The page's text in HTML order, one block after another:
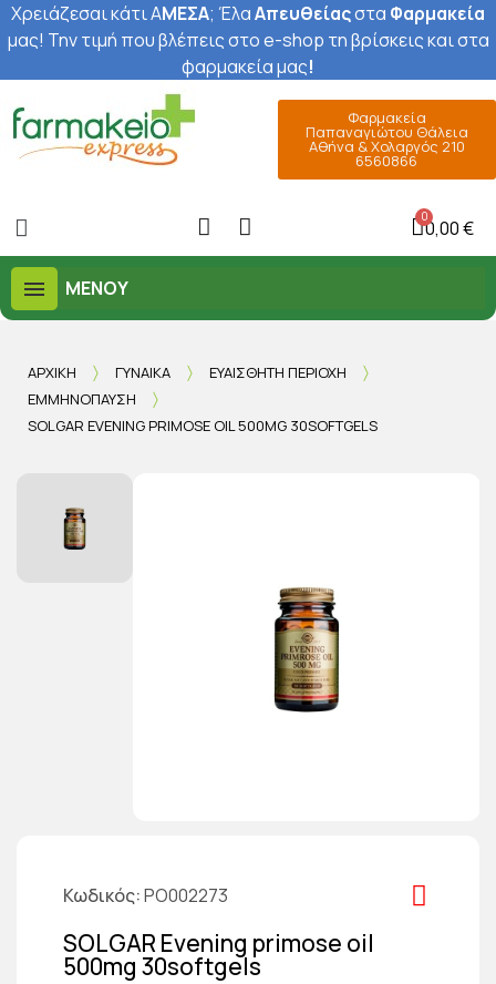
Χρειάζεσαι κάτι ΑΜΕΣΑ; ΈλαΑπευθείαςστα Φαρμακεία
μας! Την τιμή που βλέπεις στο e-shop τη βρίσκεις και στα
φαρμακεία μας!
Φαρμακεία
Παπαναγιώτου Θάλεια
Αθήνα & Χολαργός 210
6560866
0,00 €
ΜΕΝΟΎ
ΑΡΧΙΚΉ ΓΥΝΑΊΚΑ
ΕΥΑΊΣΘΗΤΗ ΠΕΡΙΟΧΉ
ΕΜΜΗΝΌΠΑΥΣΗ
SOLGAR EVENING PRIMOSE OIL 500MG 30SOFTGELS
Κωδικός PO002273
SOLGAR Evening primose oil
500mg 30softgels